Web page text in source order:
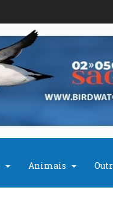
Animais